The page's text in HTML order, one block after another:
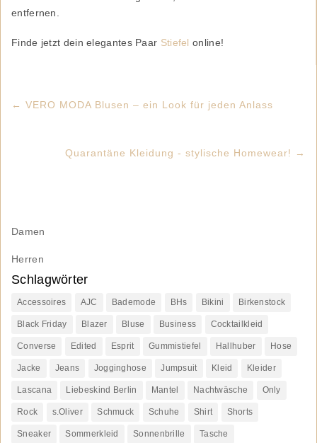
entfernen.
Finde jetzt dein elegantes Paar Stiefel online!
← VERO MODA Blusen – ein Look für jeden Anlass
Quarantäne Kleidung - stylische Homewear! →
Damen
Herren
Schlagwörter
Accessoires AJC Bademode BHs Bikini Birkenstock
Black Friday Blazer Bluse Business Cocktailkleid
Converse Edited Esprit Gummistiefel Hallhuber Hose
Jacke Jeans Jogginghose Jumpsuit Kleid Kleider
Lascana Liebeskind Berlin Mantel Nachtwäsche Only
Rock s.Oliver Schmuck Schuhe Shirt Shorts
Sneaker Sommerkleid Sonnenbrille Tasche